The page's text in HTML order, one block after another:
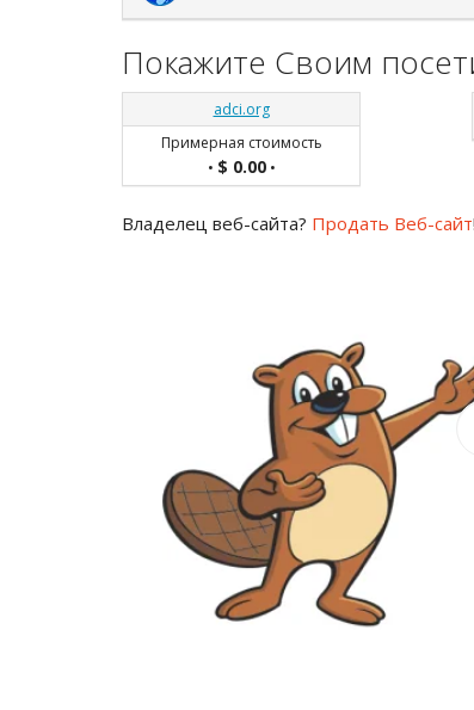
Покажите Своим
adci.org
Примерная стоимость
• $ 0.00•
Владелец веб-сайта? Продать Веб-сайт!